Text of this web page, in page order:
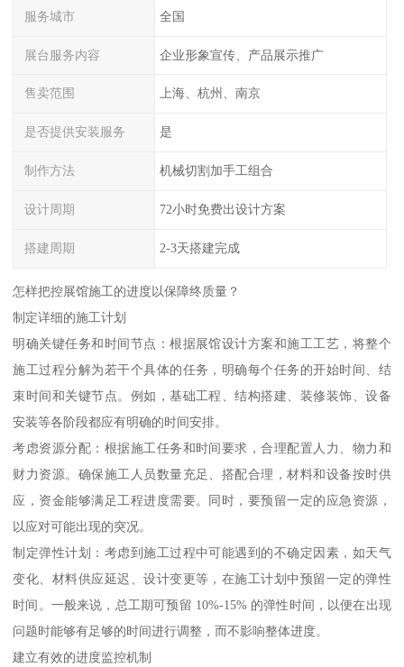
服务城市 全国
展台服务内容 企业形象宣传、产品展示推广
售卖范围 上海、杭州、南京
是否提供安装服务 是
制作方法 机械切割加手工组合
设计周期 72小时免费出设计方案
搭建周期 2-3天搭建完成
怎样把控展馆施工的进度以保障终质量？
制定详细的施工计划
明确关键任务和时间节点：根据展馆设计方案和施工工艺，将整个
施工过程分解为若干个具体的任务，明确每个任务的开始时间、结
束时间和关键节点。例如，基础工程、结构搭建、装修装饰、设备
安装等各阶段都应有明确的时间安排。
考虑资源分配：根据施工任务和时间要求，合理配置人力、物力和
财力资源。确保施工人员数量充足、搭配合理，材料和设备按时供
应，资金能够满足工程进度需要。同时，要预留一定的应急资源，
以应对可能出现的突况。
制定弹性计划：考虑到施工过程中可能遇到的不确定因素，如天气
变化、材料供应延迟、设计变更等，在施工计划中预留一定的弹性
时间。一般来说，总工期可预留 10%-15% 的弹性时间，以便在出现
问题时能够有足够的时间进行调整，而不影响整体进度。
建立有效的进度监控机制